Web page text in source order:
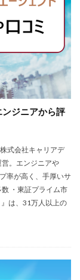
ジニアから評
式会社キャリアデ
。エンジニアや
率が高く、手厚いサ
・東証プライム市
は、31万人以上の